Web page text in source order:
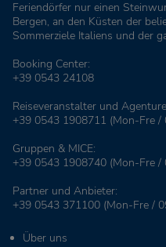
Feriendörfer nur einen
Bergen, an den Küsten der
Sommerziele Italiens und der
Booking Center:
+39 0543 24108
Reiseveranstalter und
+39 0543 1908711 (Mon-Fre /
Gruppen & MICE:
+39 0543 1908740 (Mon-Fre /
Partner und Anbieter:
+39 0543 371100 (Mon-Fre /
Über uns